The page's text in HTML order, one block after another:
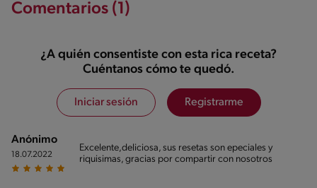
Comentarios (1)
¿A quién consentiste con esta rica receta?
Cuéntanos cómo te quedó.
Iniciar sesión Registrarme
Anónimo
18.07.2022
Excelente,deliciosa, sus resetas son epeciales y
riquisimas, gracias por compartir con nosotros